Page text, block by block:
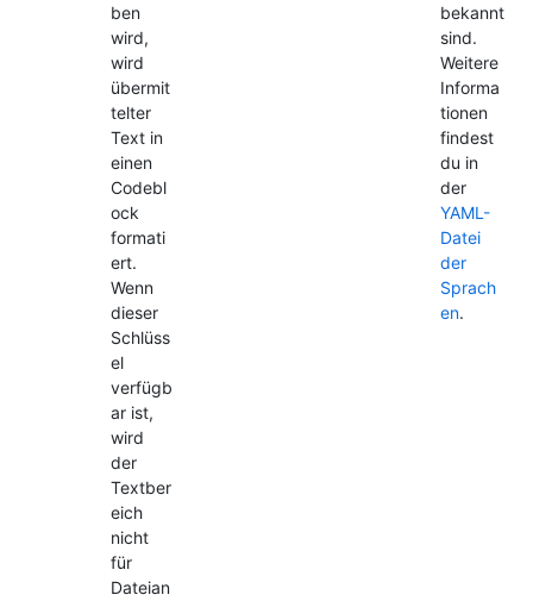
ben
wird,
wird
übermit
telter
Text in
einen
Codebl
ock
formati
ert.
Wenn
dieser
Schlüss
el
verfügb
ar ist,
wird
der
Textber
eich
nicht
für
Dateian
bekannt
sind.
Weitere
Informa
tionen
findest
du in
der
YAML-
Datei
der
Sprach
en.